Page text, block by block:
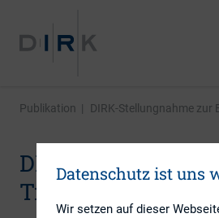
Publikation | DIRK-Stellungnahme zur
DIRK-Datenschutz ist uns
Wir setzen auf dieser